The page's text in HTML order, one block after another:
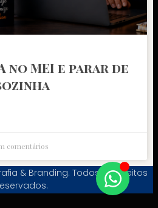
no MEI e parar de
comentários
& Branding. Todos os direitos